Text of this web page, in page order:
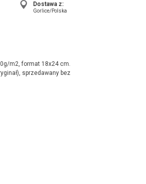
Dostawa z:
Gorlice/Polska
m2, format 18x24 cm.
sprzedawany bez